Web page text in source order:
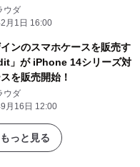
ウダ
月1日 16:00
ンのスマホケースを販売す
」が iPhone 14シリーズ対
を販売開始！
ウダ
月16日 12:00
っと見る